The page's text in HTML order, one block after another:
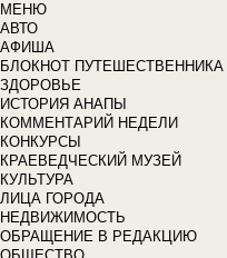
МЕНЮ
АВТО
АФИША
БЛОКНОТ ПУТЕШЕСТВЕННИКА
ЗДОРОВЬЕ
ИСТОРИЯ АНАПЫ
КОММЕНТАРИЙ НЕДЕЛИ
КОНКУРСЫ
КРАЕВЕДЧЕСКИЙ МУЗЕЙ
КУЛЬТУРА
ЛИЦА ГОРОДА
НЕДВИЖИМОСТЬ
ОБРАЩЕНИЕ В РЕДАКЦИЮ